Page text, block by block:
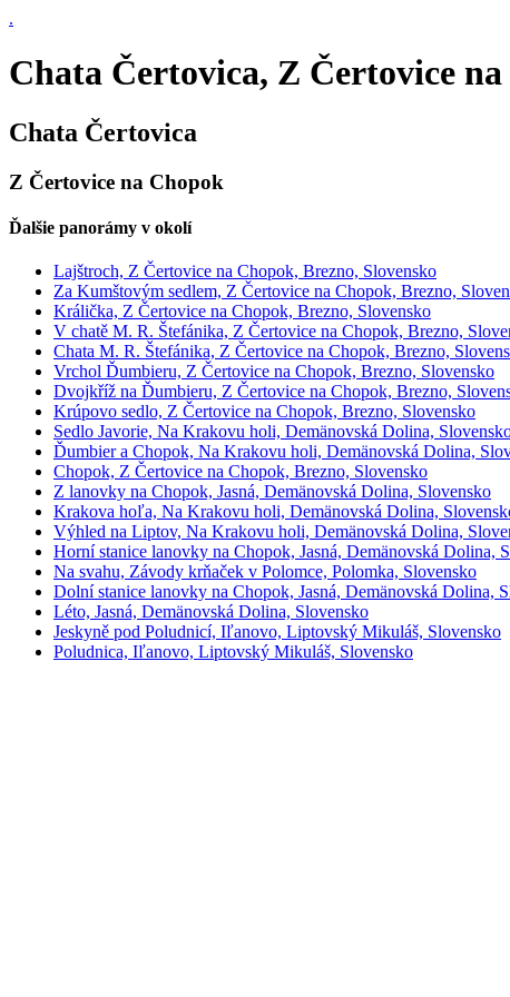
.
Chata Čertovica, Z Čertovice
Chata Čertovica
Z Čertovice na Chopok
Ďalšie panorámy v okolí
Lajštroch, Z Čertovice na Chopok, Brezno, Slovensko
Za Kumštovým sedlem, Z Čertovice na Chopok, Brezno,
Králička, Z Čertovice na Chopok, Brezno, Slovensko
V chatě M. R. Štefánika, Z Čertovice na Chopok, Brezno,
Chata M. R. Štefánika, Z Čertovice na Chopok, Brezno,
Vrchol Ďumbieru, Z Čertovice na Chopok, Brezno, Slovensko
Dvojkříž na Ďumbieru, Z Čertovice na Chopok, Brezno,
Krúpovo sedlo, Z Čertovice na Chopok, Brezno, Slovensko
Sedlo Javorie, Na Krakovu holi, Demänovská Dolina,
Ďumbier a Chopok, Na Krakovu holi, Demänovská Dolina,
Chopok, Z Čertovice na Chopok, Brezno, Slovensko
Z lanovky na Chopok, Jasná, Demänovská Dolina, Slovensko
Krakova hoľa, Na Krakovu holi, Demänovská Dolina,
Výhled na Liptov, Na Krakovu holi, Demänovská Dolina,
Horní stanice lanovky na Chopok, Jasná, Demänovská Dolina,
Na svahu, Závody krňaček v Polomce, Polomka, Slovensko
Dolní stanice lanovky na Chopok, Jasná, Demänovská Dolina,
Léto, Jasná, Demänovská Dolina, Slovensko
Jeskyně pod Poludnicí, Iľanovo, Liptovský Mikuláš, Slovensko
Poludnica, Iľanovo, Liptovský Mikuláš, Slovensko